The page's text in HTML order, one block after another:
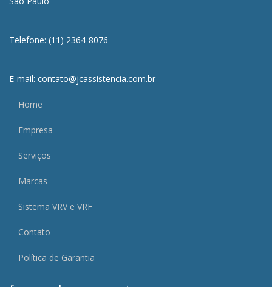
Telefone: (11) 2364-8076
E-mail: contato@jcassistencia.com.br
Home
Empresa
Serviços
Marcas
Sistema VRV e VRF
Contato
Política de Garantia